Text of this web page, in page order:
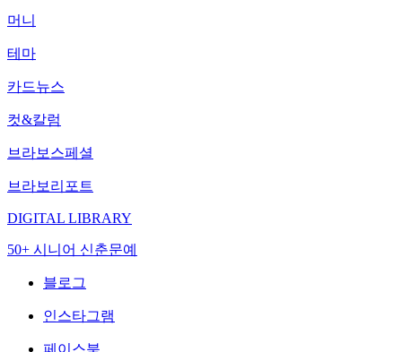
머니
테마
카드뉴스
컷&칼럼
브라보스페셜
브라보리포트
DIGITAL LIBRARY
50+ 시니어 신춘문예
블로그
인스타그램